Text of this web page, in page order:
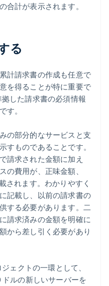
合計が表示されます。
る
計請求書の作成も任意で
を得ることが特に重要で
した請求書の必須情報
す。
の部分的なサービスと支
すものであることです。
請求された金額に加え
の費用が、正味金額、
されます。わかりやすく
記載し、以前の請求書の
する必要があります。二
請求済みの金額を明確に
から差し引く必要があり
ェクトの一環として、
ルの新しいサーバーを